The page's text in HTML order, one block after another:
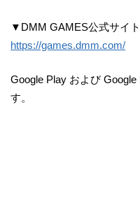
▼DMM GAMES公式サイト
https://games.dmm.com/
Google Play および
す。